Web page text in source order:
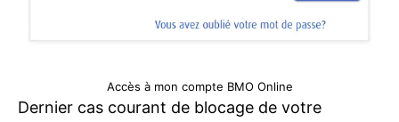
Accès à mon compte BMO Online
Dernier cas courant de blocage de votre